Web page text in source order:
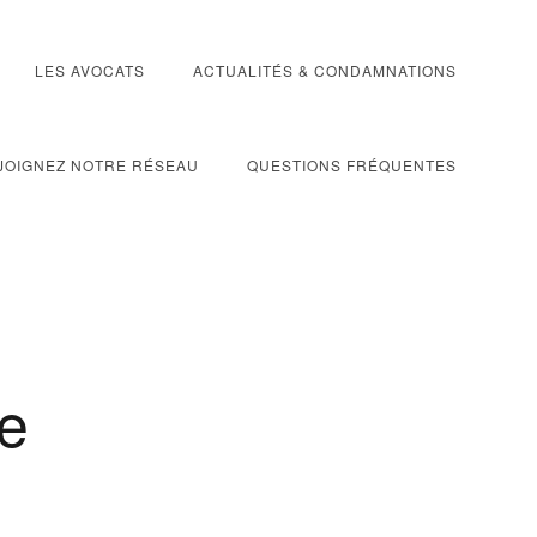
LES AVOCATS ACTUALITÉS & CONDAMNATIONS
NOTRE RÉSEAU QUESTIONS FRÉQUENTES